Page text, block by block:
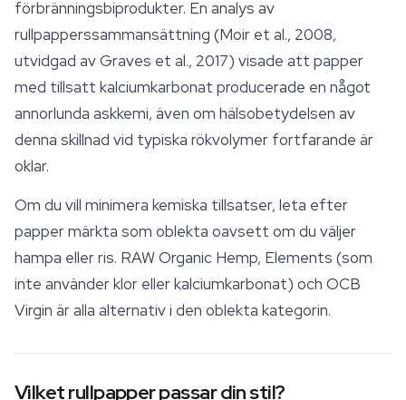
förbränningsbiprodukter. En analys av
rullpapperssammansättning (Moir et al., 2008,
utvidgad av Graves et al., 2017) visade att papper
med tillsatt kalciumkarbonat producerade en något
annorlunda askkemi, även om hälsobetydelsen av
denna skillnad vid typiska rökvolymer fortfarande är
oklar.
Om du vill minimera kemiska tillsatser, leta efter
papper märkta som oblekta oavsett om du väljer
hampa eller ris. RAW Organic Hemp, Elements (som
inte använder klor eller kalciumkarbonat) och OCB
Virgin är alla alternativ i den oblekta kategorin.
Vilket rullpapper passar din stil?